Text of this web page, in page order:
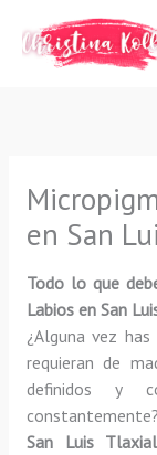
contenido
en San
Todo lo que
Labios en San
¿Alguna vez
requieran de
definidos y
San Luis